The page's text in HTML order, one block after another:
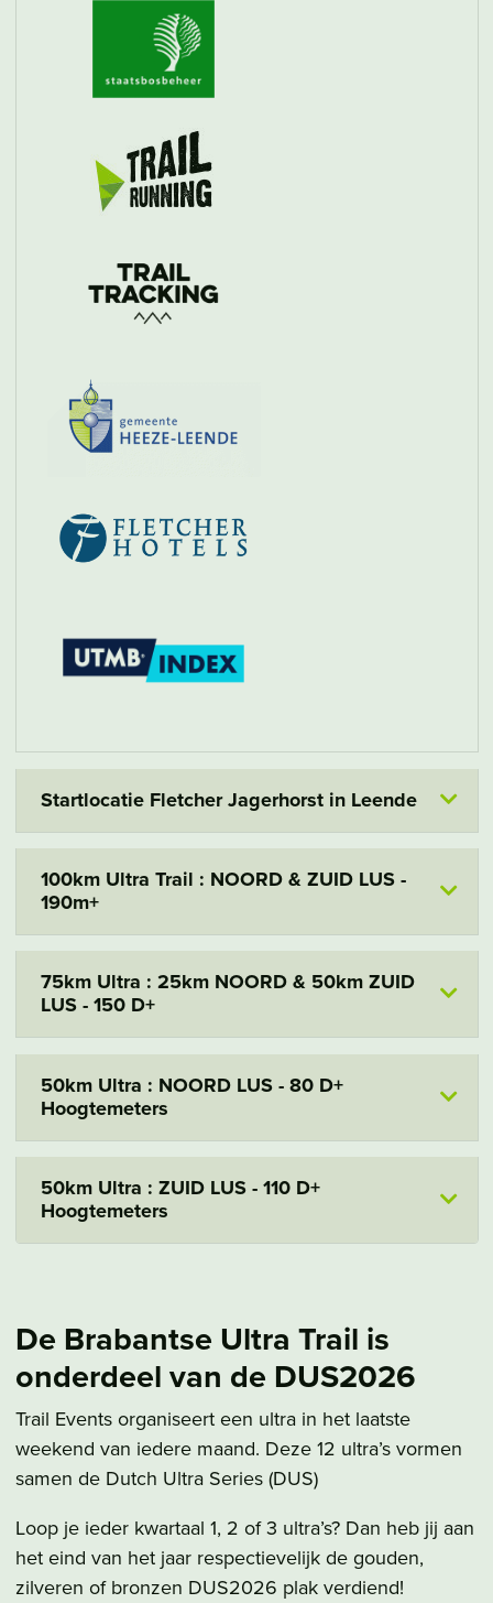
Startlocatie Fletcher Jagerhorst in Leende
100km Ultra Trail : NOORD & ZUID LUS -
190m+
75km Ultra : 25km NOORD & 50km ZUID
LUS - 150 D+
50km Ultra : NOORD LUS - 80 D+
Hoogtemeters
50km Ultra : ZUID LUS - 110 D+
Hoogtemeters
De Brabantse Ultra Trail is
onderdeel van de DUS2026
Trail Events organiseert een ultra in het laatste
weekend van iedere maand. Deze 12 ultra’s vormen
samen de Dutch Ultra Series (DUS)
Loop je ieder kwartaal 1, 2 of 3 ultra’s? Dan heb jij aan
het eind van het jaar respectievelijk de gouden,
zilveren of bronzen DUS2026 plak verdiend!